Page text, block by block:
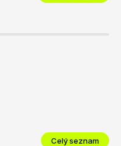
Celý seznam